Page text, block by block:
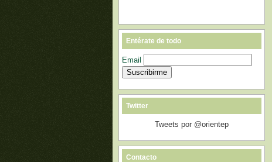
Entérate de todo
Email
Twitter
Tweets por @orientep
Contacto